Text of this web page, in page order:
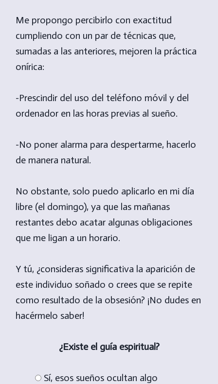
Me propongo percibirlo con exactitud
cumpliendo con un par de técnicas que,
sumadas a las anteriores, mejoren la práctica
onírica:
-Prescindir del uso del teléfono móvil y del
ordenador en las horas previas al sueño.
-No poner alarma para despertarme, hacerlo
de manera natural.
No obstante, solo puedo aplicarlo en mi día
libre (el domingo), ya que las mañanas
restantes debo acatar algunas obligaciones
que me ligan a un horario.
Y tú, ¿consideras significativa la aparición de
este individuo soñado o crees que se repite
como resultado de la obsesión? ¡No dudes en
hacérmelo saber!
¿Existe el guía espiritual?
Sí, esos sueños ocultan algo